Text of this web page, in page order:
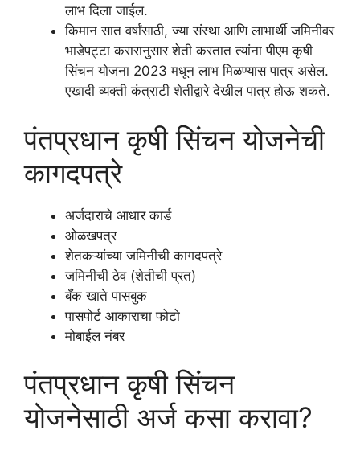
लाभ दिला जाईल.
किमान सात वर्षांसाठी, ज्या संस्था आणि लाभार्थी जमिनीवर
भाडेपट्टा करारानुसार शेती करतात त्यांना पीएम कृषी
सिंचन योजना 2023 मधून लाभ मिळण्यास पात्र असेल.
एखादी व्यक्ती कंत्राटी शेतीद्वारे देखील पात्र होऊ शकते.
पंतप्रधान कृषी सिंचन योजनेची
कागदपत्रे
अर्जदाराचे आधार कार्ड
ओळखपत्र
शेतकऱ्यांच्या जमिनीची कागदपत्रे
जमिनीची ठेव (शेतीची प्रत)
बँक खाते पासबुक
पासपोर्ट आकाराचा फोटो
मोबाईल नंबर
पंतप्रधान कृषी सिंचन
योजनेसाठी अर्ज कसा करावा?